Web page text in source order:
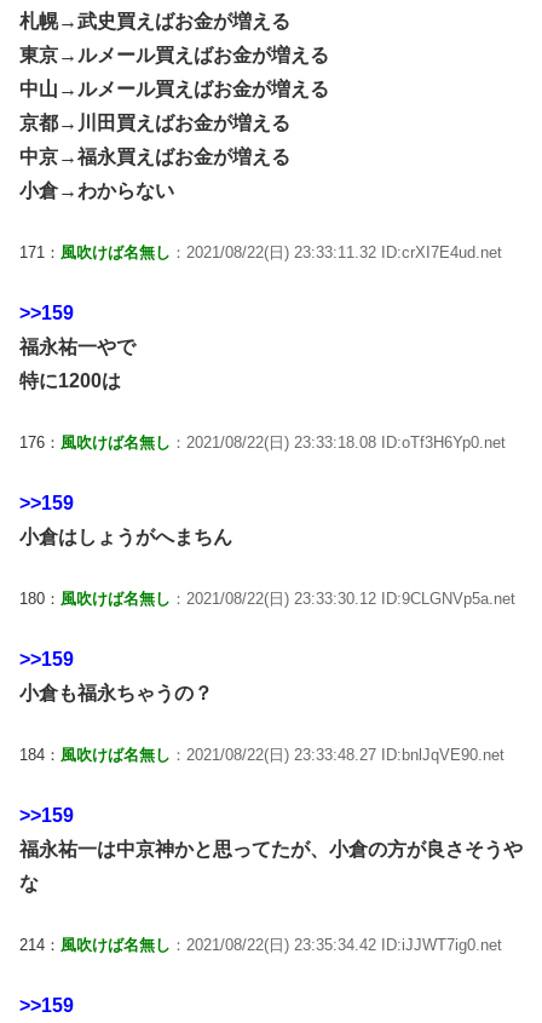
札幌→武史買えばお金が増える
東京→ルメール買えばお金が増える
中山→ルメール買えばお金が増える
京都→川田買えばお金が増える
中京→福永買えばお金が増える
小倉→わからない
171： 風吹けば名無し ：2021/08/22(日) 23:33:11.32 ID:crXI7E4ud.net
>>159
福永祐一やで
特に1200は
176： 風吹けば名無し ：2021/08/22(日) 23:33:18.08 ID:oTf3H6Yp0.net
>>159
小倉はしょうがへまちん
180： 風吹けば名無し ：2021/08/22(日) 23:33:30.12 ID:9CLGNVp5a.net
>>159
小倉も福永ちゃうの？
184： 風吹けば名無し ：2021/08/22(日) 23:33:48.27 ID:bnlJqVE90.net
>>159
福永祐一は中京神かと思ってたが、小倉の方が良さそうや
な
214： 風吹けば名無し ：2021/08/22(日) 23:35:34.42 ID:iJJWT7ig0.net
>>159